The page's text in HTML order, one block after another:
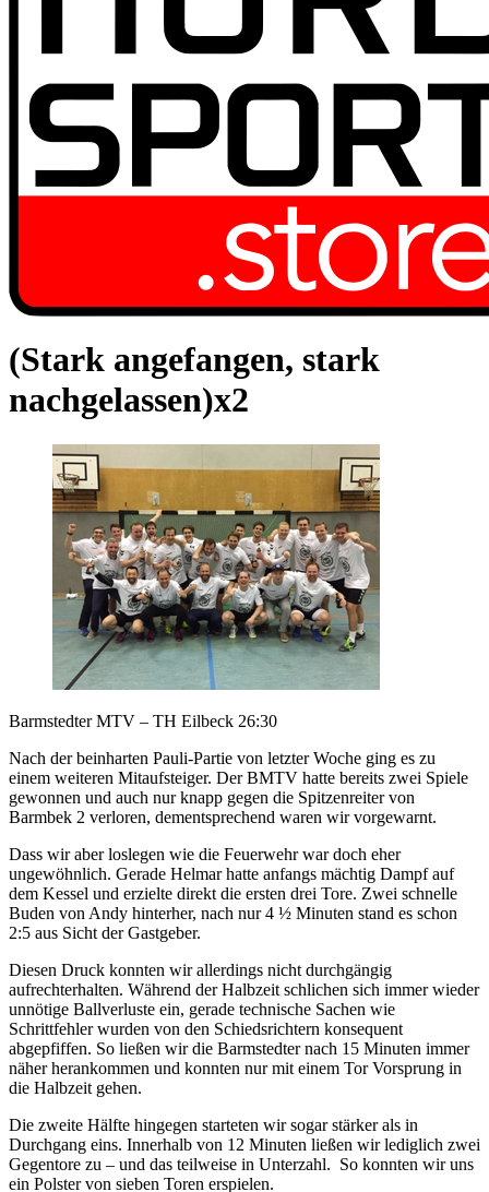
(Stark angefangen, stark
nachgelassen)x2
Barmstedter MTV – TH Eilbeck 26:30
Nach der beinharten Pauli-Partie von letzter Woche ging es zu
einem weiteren Mitaufsteiger. Der BMTV hatte bereits zwei Spiele
gewonnen und auch nur knapp gegen die Spitzenreiter von
Barmbek 2 verloren, dementsprechend waren wir vorgewarnt.
Dass wir aber loslegen wie die Feuerwehr war doch eher
ungewöhnlich. Gerade Helmar hatte anfangs mächtig Dampf auf
dem Kessel und erzielte direkt die ersten drei Tore. Zwei schnelle
Buden von Andy hinterher, nach nur 4 ½ Minuten stand es schon
2:5 aus Sicht der Gastgeber.
Diesen Druck konnten wir allerdings nicht durchgängig
aufrechterhalten. Während der Halbzeit schlichen sich immer wieder
unnötige Ballverluste ein, gerade technische Sachen wie
Schrittfehler wurden von den Schiedsrichtern konsequent
abgepfiffen. So ließen wir die Barmstedter nach 15 Minuten immer
näher herankommen und konnten nur mit einem Tor Vorsprung in
die Halbzeit gehen.
Die zweite Hälfte hingegen starteten wir sogar stärker als in
Durchgang eins. Innerhalb von 12 Minuten ließen wir lediglich zwei
Gegentore zu – und das teilweise in Unterzahl. So konnten wir uns
ein Polster von sieben Toren erspielen.